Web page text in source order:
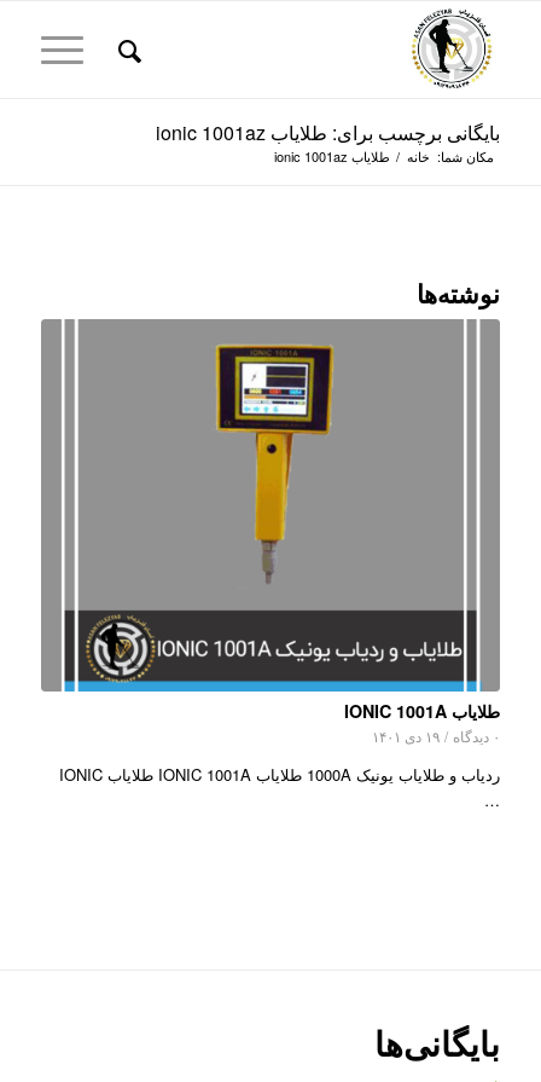
بایگانی برچسب برای: طلایاب ionic 1001az
مکان شما: خانه / طلایاب ionic 1001az
نوشته‌ها
طلایاب IONIC 1001A
۰ دیدگاه / ۱۹ دی ۱۴۰۱
ردیاب و طلایاب یونیک 1000A طلایاب IONIC 1001A طلایاب IONIC
…
بایگانی‌ها